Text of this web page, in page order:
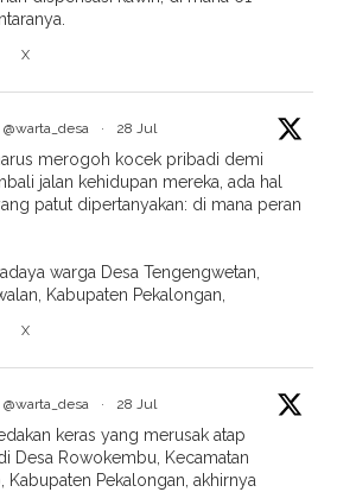
X
@warta_desa · 28 Jul
merogoh kocek pribadi demi
jalan kehidupan mereka, ada hal
patut dipertanyakan: di mana peran
warga Desa Tengengwetan,
Kabupaten Pekalongan,
X
@warta_desa · 28 Jul
keras yang merusak atap
Desa Rowokembu, Kecamatan
Pekalongan, akhirnya